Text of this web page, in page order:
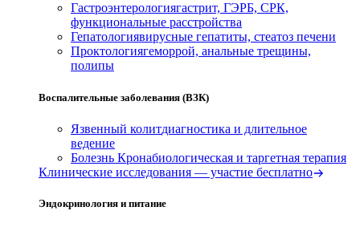
Гастроэнтерологиягастрит, ГЭРБ, СРК,
функциональные расстройства
Гепатологиявирусные гепатиты, стеатоз печени
Проктологиягеморрой, анальные трещины,
полипы
Воспалительные заболевания (ВЗК)
Язвенный колитдиагностика и длительное
ведение
Болезнь Кронабиологическая и таргетная терапия
Клинические исследования — участие бесплатно
Эндокринология и питание